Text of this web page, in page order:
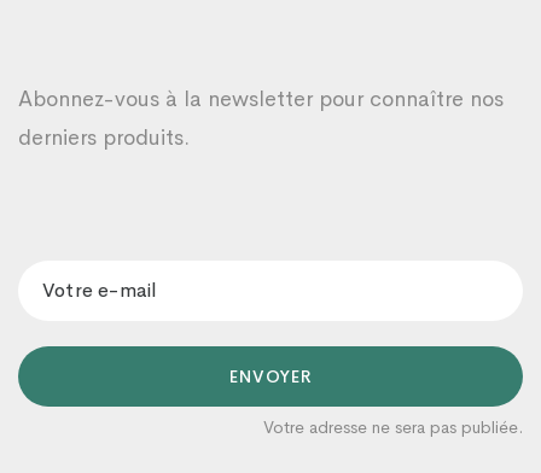
Abonnez-vous à la newsletter pour connaître nos
derniers produits.
ENVOYER
Votre adresse ne sera pas publiée.